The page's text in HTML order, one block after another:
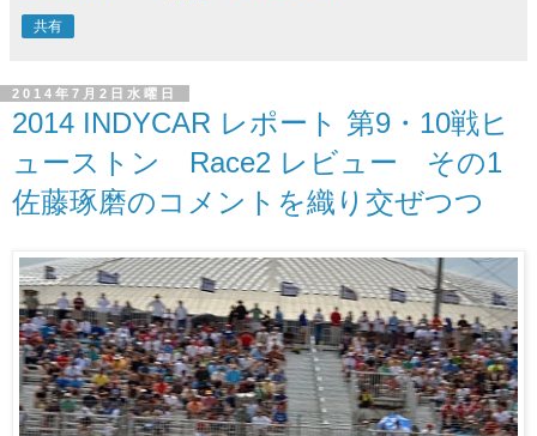
共有
2014年7月2日水曜日
2014 INDYCAR レポート 第9・10戦ヒ
ューストン Race2 レビュー その1
佐藤琢磨のコメントを織り交ぜつつ